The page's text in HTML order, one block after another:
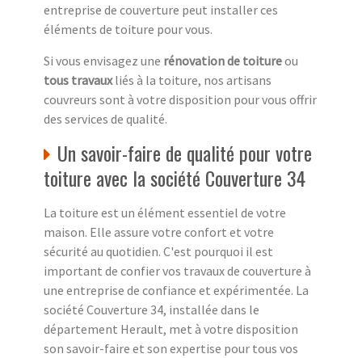
entreprise de couverture peut installer ces
éléments de toiture pour vous.
Si vous envisagez une rénovation de toitureou
tous travauxliés à la toiture, nos artisans
couvreurs sont à votre disposition pour vous offrir
des services de qualité.
Un savoir-faire de qualité pour votre
toiture avec la société Couverture 34
La toiture est un élément essentiel de votre
maison. Elle assure votre confort et votre
sécurité au quotidien. C'est pourquoi il est
important de confier vos travaux de couverture à
une entreprise de confiance et expérimentée. La
société Couverture 34, installée dans le
département Herault, met à votre disposition
son savoir-faire et son expertise pour tous vos